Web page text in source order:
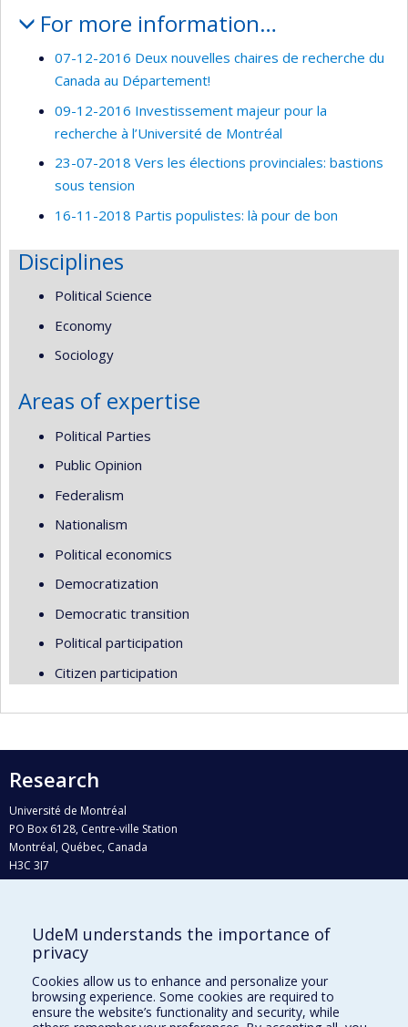
For more information…
07-12-2016 Deux nouvelles chaires de recherche du
Canada au Département!
09-12-2016 Investissement majeur pour la
recherche à l’Université de Montréal
23-07-2018 Vers les élections provinciales: bastions
sous tension
16-11-2018 Partis populistes: là pour de bon
Disciplines
Political Science
Economy
Sociology
Areas of expertise
Political Parties
Public Opinion
Federalism
Nationalism
Political economics
Democratization
Democratic transition
Political participation
Citizen participation
Research
Université de Montréal
PO Box 6128, Centre-ville Station
Montréal, Québec, Canada
H3C 3J7
Who does what?
Find us
Site map
UdeM understands the importance of
privacy
Cookies allow us to enhance and personalize your
browsing experience. Some cookies are required to
ensure the website’s functionality and security, while